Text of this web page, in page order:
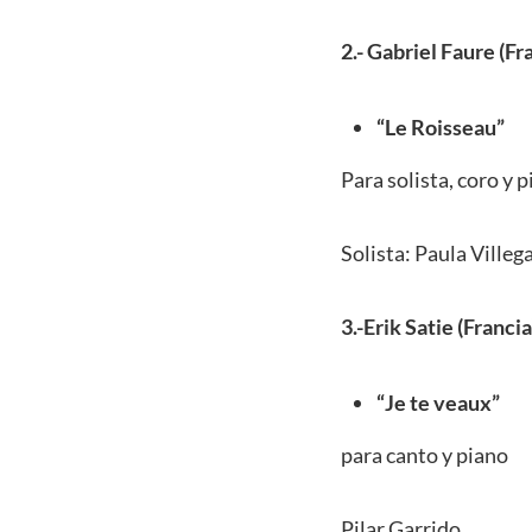
2.- Gabriel Faure
“Le Roisseau”
Para solista, coro y
Solista: Paula
3.-Erik Satie
“Je te veaux”
para canto y piano